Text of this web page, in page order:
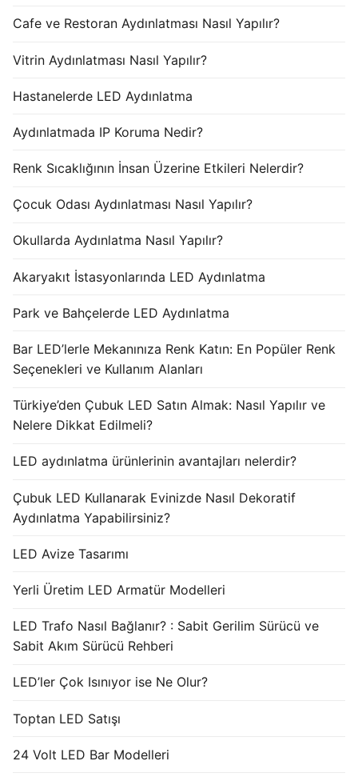
Cafe ve Restoran Aydınlatması Nasıl Yapılır?
Vitrin Aydınlatması Nasıl Yapılır?
Hastanelerde LED Aydınlatma
Aydınlatmada IP Koruma Nedir?
Renk Sıcaklığının İnsan Üzerine Etkileri Nelerdir?
Çocuk Odası Aydınlatması Nasıl Yapılır?
Okullarda Aydınlatma Nasıl Yapılır?
Akaryakıt İstasyonlarında LED Aydınlatma
Park ve Bahçelerde LED Aydınlatma
Bar LED’lerle Mekanınıza Renk Katın: En Popüler Renk
Seçenekleri ve Kullanım Alanları
Türkiye’den Çubuk LED Satın Almak: Nasıl Yapılır ve
Nelere Dikkat Edilmeli?
LED aydınlatma ürünlerinin avantajları nelerdir?
Çubuk LED Kullanarak Evinizde Nasıl Dekoratif
Aydınlatma Yapabilirsiniz?
LED Avize Tasarımı
Yerli Üretim LED Armatür Modelleri
LED Trafo Nasıl Bağlanır? : Sabit Gerilim Sürücü ve
Sabit Akım Sürücü Rehberi
LED’ler Çok Isınıyor ise Ne Olur?
Toptan LED Satışı
24 Volt LED Bar Modelleri